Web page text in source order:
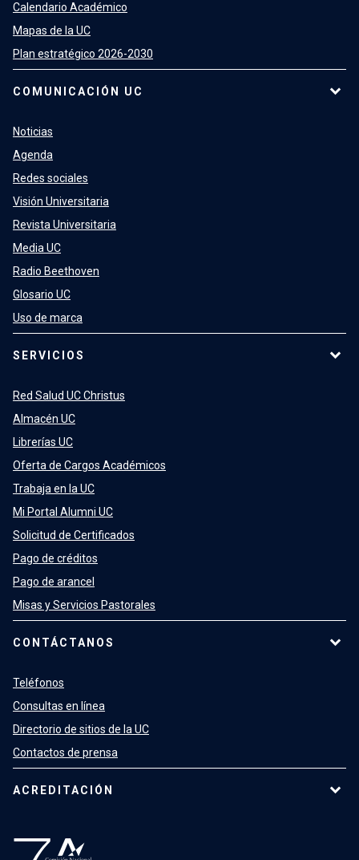
Calendario Académico
Mapas de la UC
Plan estratégico 2026-2030
COMUNICACIÓN UC
Noticias
Agenda
Redes sociales
Visión Universitaria
Revista Universitaria
Media UC
Radio Beethoven
Glosario UC
Uso de marca
SERVICIOS
Red Salud UC Christus
Almacén UC
Librerías UC
Oferta de Cargos Académicos
Trabaja en la UC
Mi Portal Alumni UC
Solicitud de Certificados
Pago de créditos
Pago de arancel
Misas y Servicios Pastorales
CONTÁCTANOS
Teléfonos
Consultas en línea
Directorio de sitios de la UC
Contactos de prensa
ACREDITACIÓN